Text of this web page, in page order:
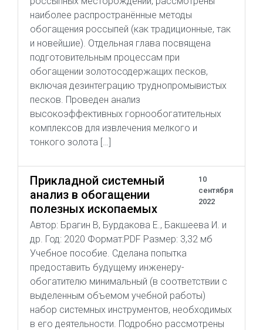
наиболее распространённые методы
обогащения россыпей (как традиционные, так
и новейшие). Отдельная глава посвящена
подготовительным процессам при
обогащении золотосодержащих песков,
включая дезинтеграцию труднопромывистых
песков. Проведен анализ
высокоэффективных горнообогатительных
комплексов для извлечения мелкого и
тонкого золота […]
Прикладной системный
анализ в обогащении
полезных ископаемых
10
сентября
2022
Автор: Брагин В, Бурдакова Е., Бакшеева И. и
др. Год: 2020 Формат:PDF Размер: 3,32 мб
Учебное пособие. Сделана попытка
предоставить будущему инженеру-
обогатителю минимальный (в соответствии с
выделенным объемом учебной работы)
набор системных инструментов, необходимых
в его деятельности. Подробно рассмотрены